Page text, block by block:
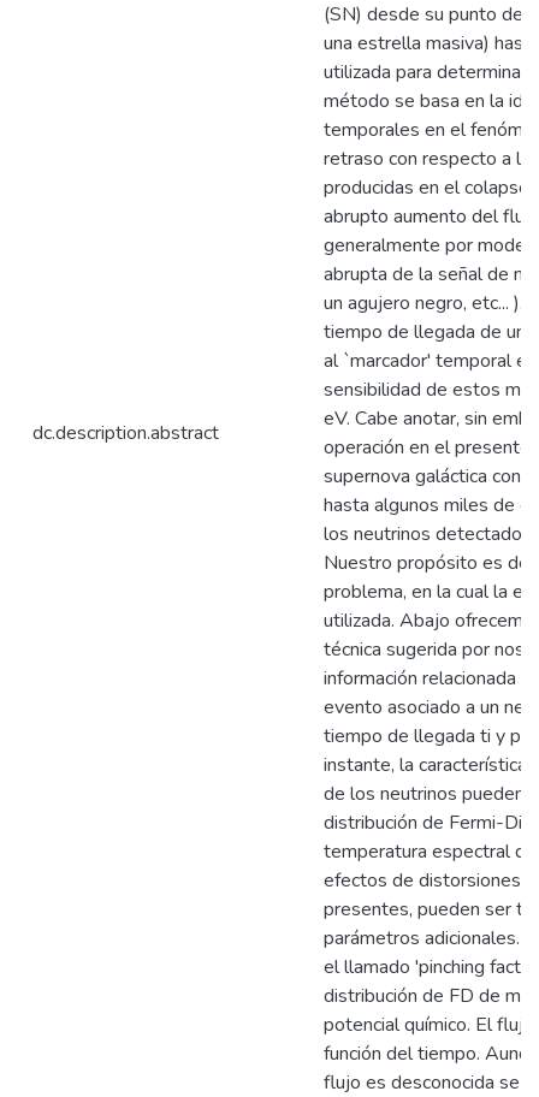
dc.description.abstract
(SN) desde su punto de
una estrella masiva)
utilizada para determinar
método se basa en la
temporales en el
retraso con respecto a la
producidas en el
abrupto aumento del
generalmente por
abrupta de la señal de
un agujero negro, etc...
tiempo de llegada de un
al `marcador' temporal
sensibilidad de estos
eV. Cabe anotar, sin
operación en el
supernova galáctica
hasta algunos miles de
los neutrinos detectados
Nuestro propósito es
problema, en la cual la
utilizada. Abajo
técnica sugerida por
información relacionada
evento asociado a un
tiempo de llegada ti y
instante, la
de los neutrinos pueden
distribución de Fermi-
temperatura espectral
efectos de distorsiones
presentes, pueden ser
parámetros adicionales.
el llamado 'pinching
distribución de FD de
potencial químico. El
función del tiempo.
flujo es desconocida se